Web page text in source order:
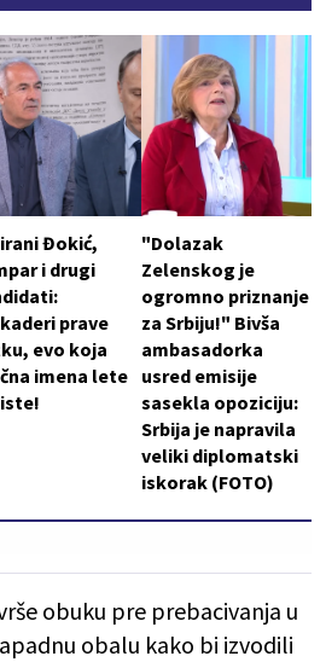
Đokić,
i drugi
prave
evo koja
imena lete
"Dolazak
Zelenskog je
ogromno priznanje
za Srbiju!" Bivša
ambasadorka
usred emisije
sasekla opoziciju:
Srbija je napravila
veliki diplomatski
iskorak (FOTO)
obuku pre prebacivanja u
obalu kako bi izvodili